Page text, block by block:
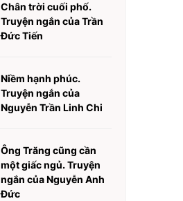
Chân trời cuối phố.
Truyện ngắn của Trần
Đức Tiến
Niềm hạnh phúc.
Truyện ngắn của
Nguyễn Trần Linh Chi
Ông Trăng cũng cần
một giấc ngủ. Truyện
ngắn của Nguyễn Anh
Đức